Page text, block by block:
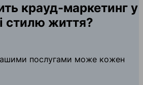
крауд-маркетинг у
стилю життя?
послугами може кожен